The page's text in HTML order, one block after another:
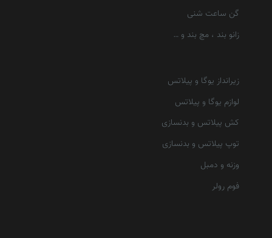
گن ساعت شنی
زانو بند ، مچ بند و …
زیرانداز یوگا و پیلاتس
لوازم یوگا و پیلاتس
کش پیلاتس و بدنسازی
توپ پیلاتس و بدنسازی
وزنه و دمبل
فوم رولر